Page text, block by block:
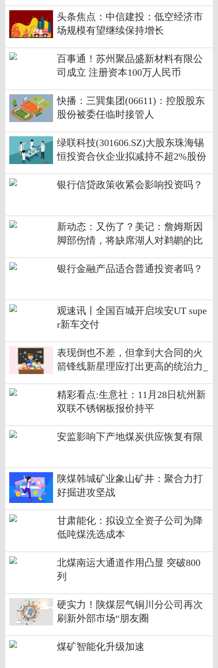
头条焦点：中信建投：低空经济市
场规模有望继续保持增长
百事通！苏州聚品盛新材料有限公
司成立 注册资本100万人民币
快播：三巽集团(06611)：控股股东
股份被委任临时接管人
绿联科技(301606.SZ)大股东珠海锡
恒投资合伙企业拟减持不超2%股份
银行信贷政策收紧会影响投资吗？
新动态：又伤了？美记：詹姆斯因
脚部伤情，将缺席湖人对鹈鹕的比
银行金融产品适合普通投资者吗？
观速讯丨全国百城开启埃安UT supe
r新车交付
表现倒也不差，但拿到大合同的火
箭锋线新星理应打出更高的统治力_
精彩看点:生意社：11月28日杭州新
双联不锈钢板报价持平
安监影响下产地煤炭供应恢复有限
陕煤韩城矿业象山矿井：聚合力打
好掘进攻坚战
甘肃能化：拟设立全资子公司为降
低吨煤洗选成本
北煤南运大通道作用凸显 突破800
列
硬实力！陕煤层气铜川分公司再次
刷新外部市场“朋友圈
煤矿智能化升级加速